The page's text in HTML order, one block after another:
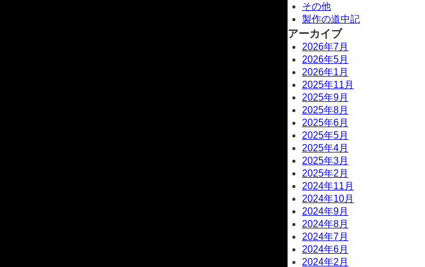
その他
製作の道中記
アーカイブ
2026年7月
2026年5月
2026年1月
2025年11月
2025年9月
2025年8月
2025年6月
2025年5月
2025年4月
2025年3月
2025年2月
2024年11月
2024年10月
2024年9月
2024年8月
2024年7月
2024年6月
2024年2月